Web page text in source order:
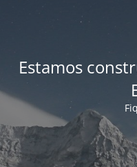
Estamos